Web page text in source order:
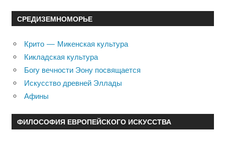
СРЕДИЗЕМНОМОРЬЕ
Крито — Микенская культура
Кикладская культура
Богу вечности Эону посвящается
Искусство древней Эллады
Афины
ФИЛОСОФИЯ ЕВРОПЕЙСКОГО ИСКУССТВА